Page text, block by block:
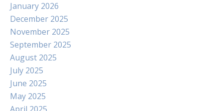
January 2026
December 2025
November 2025
September 2025
August 2025
July 2025
June 2025
May 2025